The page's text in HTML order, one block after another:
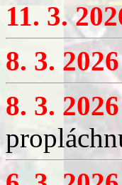
11. 3.
8. 3.
8. 3.